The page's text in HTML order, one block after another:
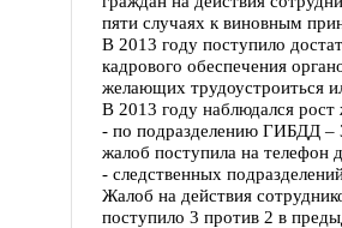
пяти случаях к виновным
В 2013 году поступило
кадрового обеспечения
желающих трудоустроиться
В 2013 году наблюдался рост
- по подразделению ГИБДД –
жалоб поступила на
- следственных
Жалоб на действия
поступило 3 против 2 в